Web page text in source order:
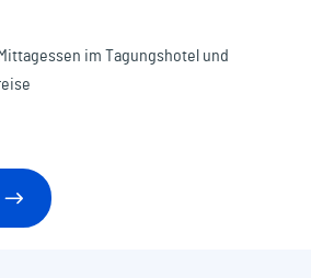
im Tagungshotel und